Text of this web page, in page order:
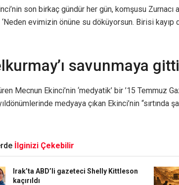
son birkaç gündür her gün, komşusu
‘Neden evimizin önüne su döküyorsun. Birisi kayıp
savunmaya
Mecnun Ekinci’nin ‘medyatik’ bir ’15 Temmuz
medyaya çıkan Ekinci’nin “sırtında
İlginizi Çekebilir
Irak’ta ABD’li gazeteci Shelly Kittleson
kaçırıldı